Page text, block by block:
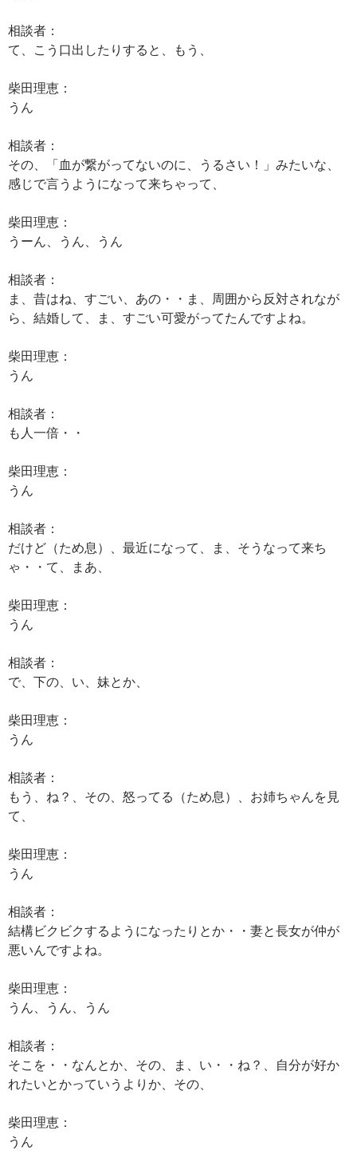
相談者：
て、こう口出したりすると、もう、
柴田理恵：
うん
相談者：
その、「血が繋がってないのに、うるさい！」みたいな、
感じで言うようになって来ちゃって、
柴田理恵：
うーん、うん、うん
相談者：
ま、昔はね、すごい、あの・・ま、周囲から反対されなが
ら、結婚して、ま、すごい可愛がってたんですよね。
柴田理恵：
うん
相談者：
も人一倍・・
柴田理恵：
うん
相談者：
だけど（ため息）、最近になって、ま、そうなって来ち
ゃ・・て、まあ、
柴田理恵：
うん
相談者：
で、下の、い、妹とか、
柴田理恵：
うん
相談者：
もう、ね？、その、怒ってる（ため息）、お姉ちゃんを見
て、
柴田理恵：
うん
相談者：
結構ビクビクするようになったりとか・・妻と長女が仲が
悪いんですよね。
柴田理恵：
うん、うん、うん
相談者：
そこを・・なんとか、その、ま、い・・ね？、自分が好か
れたいとかっていうよりか、その、
柴田理恵：
うん